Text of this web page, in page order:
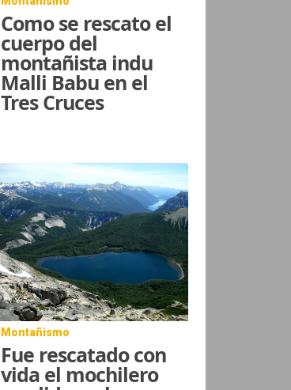
Como se rescato el
cuerpo del
montañista indu
Malli Babu en el
Tres Cruces
Montañismo
Fue rescatado con
vida el mochilero